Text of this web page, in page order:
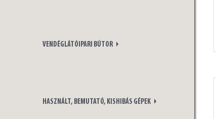
VENDÉGLÁTÓIPARI BÚTOR
HASZNÁLT, BEMUTATÓ, KISHIBÁS GÉPEK